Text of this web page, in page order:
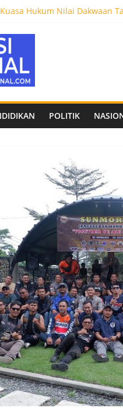
Biro Hukum Setdaprov Jatim
Burnout 2026 Sedot 5.000
Kendal Tornado FC Siapkan
Empat Tim Fakultas Vokasi
POLITIK